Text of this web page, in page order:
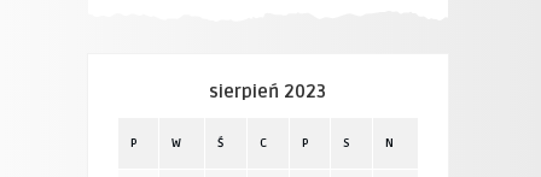
sierpień 2023
P W Ś C P S N